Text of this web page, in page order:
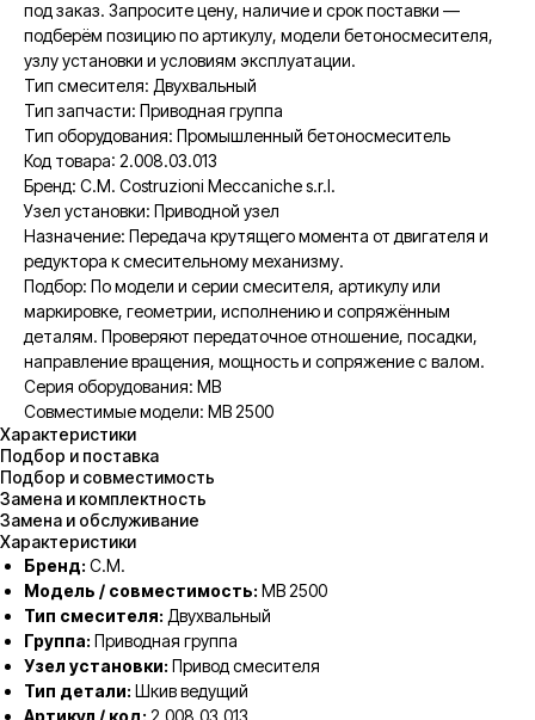
под заказ. Запросите цену, наличие и срок поставки —
подберём позицию по артикулу, модели бетоносмесителя,
узлу установки и условиям эксплуатации.
Тип смесителя: Двухвальный
Тип запчасти: Приводная группа
Тип оборудования: Промышленный бетоносмеситель
Код товара: 2.008.03.013
Бренд: C.M. Costruzioni Meccaniche s.r.l.
Узел установки: Приводной узел
Назначение: Передача крутящего момента от двигателя и
редуктора к смесительному механизму.
Подбор: По модели и серии смесителя, артикулу или
маркировке, геометрии, исполнению и сопряжённым
деталям. Проверяют передаточное отношение, посадки,
направление вращения, мощность и сопряжение с валом.
Серия оборудования: MB
Совместимые модели: MB 2500
Характеристики
Подбор и поставка
Подбор и совместимость
Замена и комплектность
Замена и обслуживание
Характеристики
Бренд: C.M.
Модель / совместимость: MB 2500
Тип смесителя: Двухвальный
Группа: Приводная группа
Узел установки: Привод смесителя
Тип детали: Шкив ведущий
Артикул / код: 2.008.03.013